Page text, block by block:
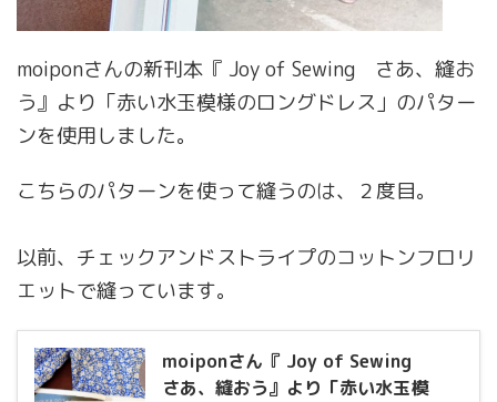
moiponさんの新刊本『 Joy of Sewing さあ、縫お
う』より「赤い水玉模様のロングドレス」のパター
ンを使用しました。
こちらのパターンを使って縫うのは、２度目。
以前、チェックアンドストライプのコットンフロリ
エットで縫っています。
moiponさん『 Joy of Sewing
さあ、縫おう』より「赤い水玉模